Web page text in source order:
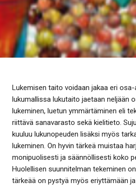
Lukemisen taito voidaan jakaa eri osa-
lukumallissa lukutaito jaetaan neljään
lukeminen, luetun ymmärtäminen eli
riittävä sanavarasto sekä kielitieto.
kuuluu lukunopeuden lisäksi myös
lukeminen. On hyvin tärkeä muistaa
monipuolisesti ja säännöllisesti koko
Huolellisen suunnitelman tekeminen
tärkeää on pystyä myös eriyttämään